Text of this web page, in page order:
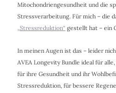
Mitochondriengesundheit und die
Stressverarbeitung. Für mich – die
„Stressreduktion“ gestellt hat – ein
In meinen Augen ist das – leider
AVEA Longevity Bundle ideal für
für ihre Gesundheit und ihr
Stressreduktion, für bessere